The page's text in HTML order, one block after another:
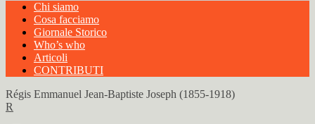
Chi siamo
Cosa facciamo
Giornale Storico
Who’s who
Articoli
CONTRIBUTI
Régis Emmanuel Jean-Baptiste Joseph (1855-1918)
R